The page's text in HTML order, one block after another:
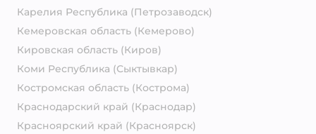
Карелия Республика (Петрозаводск)
Кемеровская область (Кемерово)
Кировская область (Киров)
Коми Республика (Сыктывкар)
Костромская область (Кострома)
Краснодарский край (Краснодар)
Красноярский край (Красноярск)